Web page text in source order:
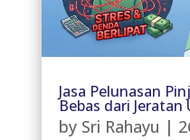
Jasa Pelunasan
Bebas dari Jeratan
by Sri Rahayu |